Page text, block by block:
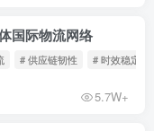
国际物流网络
# 供应链韧性 # 时效稳定
5.7W+